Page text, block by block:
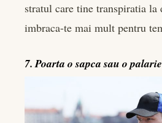
stratul care tine transpiratia la
imbraca-te mai mult pentru
7. Poarta o sapca sau o